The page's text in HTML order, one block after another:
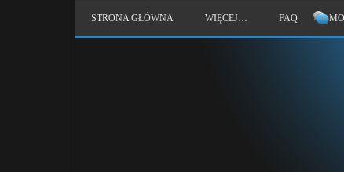
STRONA GŁÓWNA WIĘCEJ… FAQ